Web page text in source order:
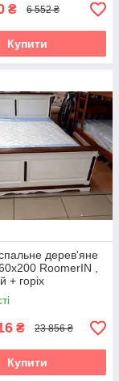
₴ 6 552 ₴
Купити
дерев'яне
RoomerIN ,
+ горіх
₴ 23 856 ₴
Купити